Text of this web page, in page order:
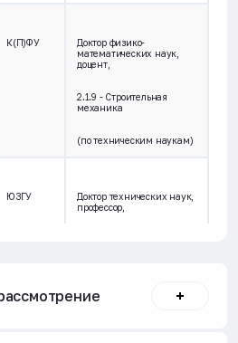
К(П)ФУ
Доктор физико-
математических наук,
доцент,
2.1.9 - Строительная
механика
(по техническим наукам)
ЮЗГУ
Доктор технических наук,
профессор,